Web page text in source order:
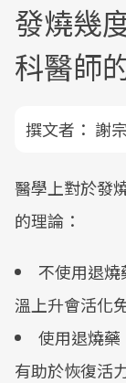
發燒幾
科醫師
撰文者： 謝
醫學上對於發
的理論：
不使用退
溫上升會活化
使用退燒
有助於恢復活